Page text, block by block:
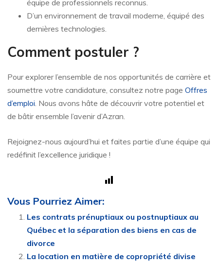
équipe de professionnels reconnus.
D’un environnement de travail moderne, équipé des
dernières technologies.
Comment postuler ?
Pour explorer l’ensemble de nos opportunités de carrière et
soumettre votre candidature, consultez notre page Offres
d’emploi. Nous avons hâte de découvrir votre potentiel et
de bâtir ensemble l’avenir d’Azran.
Rejoignez-nous aujourd’hui et faites partie d’une équipe qui
redéfinit l’excellence juridique !
Vous Pourriez Aimer:
Les contrats prénuptiaux ou postnuptiaux au
Québec et la séparation des biens en cas de
divorce
La location en matière de copropriété divise